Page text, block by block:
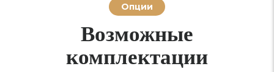
Опции
Возможные
комплектации